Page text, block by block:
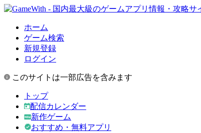
ホーム
ゲーム検索
新規登録
ログイン
このサイトは一部広告を含みます
トップ
配信カレンダー
新作ゲーム
おすすめ・無料アプリ